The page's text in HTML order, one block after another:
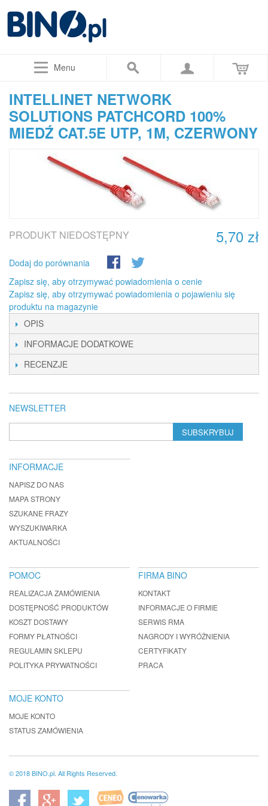
Menu
INTELLINET NETWORK
SOLUTIONS PATCHCORD 100%
MIEDŹ CAT.5E UTP, 1M, CZERWONY
5,70 zł
PRODUKT NIEDOSTĘPNY
Dodaj do porównania
Zapisz się, aby otrzymywać powiadomienia o cenie
Zapisz się, aby otrzymywać powiadomienia o pojawieniu się
produktu na magazynie
OPIS
INFORMACJE DODATKOWE
RECENZJE
NEWSLETTER
SUBSKRYBUJ
INFORMACJE
NAPISZ DO NAS
MAPA STRONY
SZUKANE FRAZY
WYSZUKIWARKA
AKTUALNOŚCI
POMOC
REALIZACJA ZAMÓWIENIA
DOSTĘPNOŚĆ PRODUKTÓW
KOSZT DOSTAWY
FORMY PŁATNOŚCI
REGULAMIN SKLEPU
POLITYKA PRYWATNOŚCI
FIRMA BINO
KONTAKT
INFORMACJE O FIRMIE
SERWIS RMA
NAGRODY I WYRÓŻNIENIA
CERTYFIKATY
PRACA
MOJE KONTO
MOJE KONTO
STATUS ZAMÓWIENIA
© 2018 BINO.pl. All Rights Reserved.